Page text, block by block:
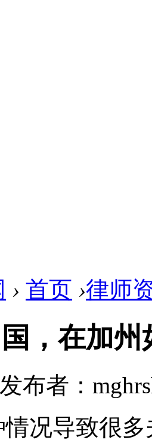
› 首页 ›律师
，在加
发布者：
情况导致很